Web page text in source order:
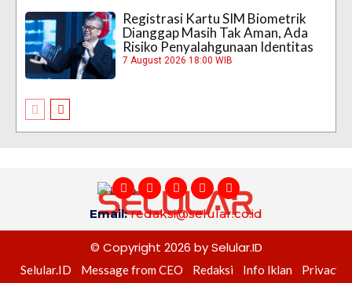
Registrasi Kartu SIM Biometrik
Dianggap Masih Tak Aman, Ada
Risiko Penyalahgunaan Identitas
7 August 2026 18:00 WIB
Email:redaksi@selular.co.id
© Copyright 2026 by Selular.ID
Selular.ID Message from CEO Redaksi Info Iklan Privacy